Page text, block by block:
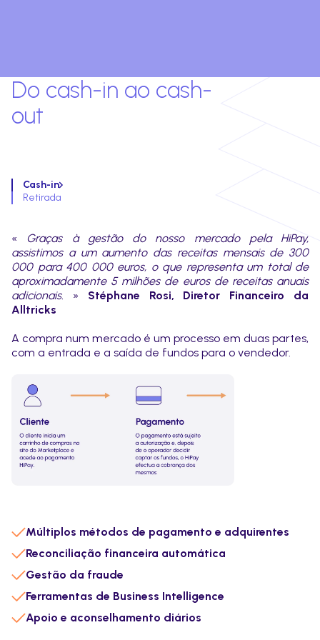
Do cash-in ao cash-
out
Cash-in
Retirada
« Graças à gestão do nosso mercado pela HiPay,
assistimos a um aumento das receitas mensais de 300
000 para 400 000 euros, o que representa um total de
aproximadamente 5 milhões de euros de receitas anuais
adicionais. » Stéphane Rosi, Diretor Financeiro da
Alltricks
A compra num mercado é um processo em duas partes,
com a entrada e a saída de fundos para o vendedor.
Múltiplos métodos de pagamento e adquirentes
Reconciliação financeira automática
Gestão da fraude
Ferramentas de Business Intelligence
Apoio e aconselhamento diários